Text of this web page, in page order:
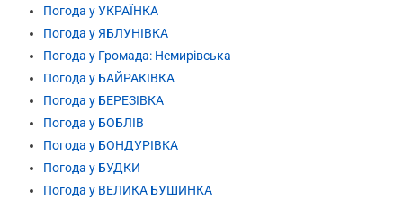
Погода у УКРАЇНКА
Погода у ЯБЛУНІВКА
Погода у Громада: Немирівська
Погода у БАЙРАКІВКА
Погода у БЕРЕЗІВКА
Погода у БОБЛІВ
Погода у БОНДУРІВКА
Погода у БУДКИ
Погода у ВЕЛИКА БУШИНКА